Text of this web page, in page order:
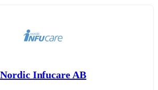
Nordic Infucare AB